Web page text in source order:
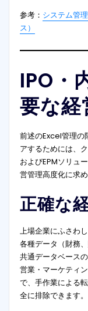
参考： システム管
ス）
IPO・
要な経
前述のExcel管理の
アするためには、
およびEPMソリュ
営管理高度化に求
正確な
上場企業にふさわ
各種データ（財務
共通データベース
営業・マーケティ
で、手作業による
全に排除できます。